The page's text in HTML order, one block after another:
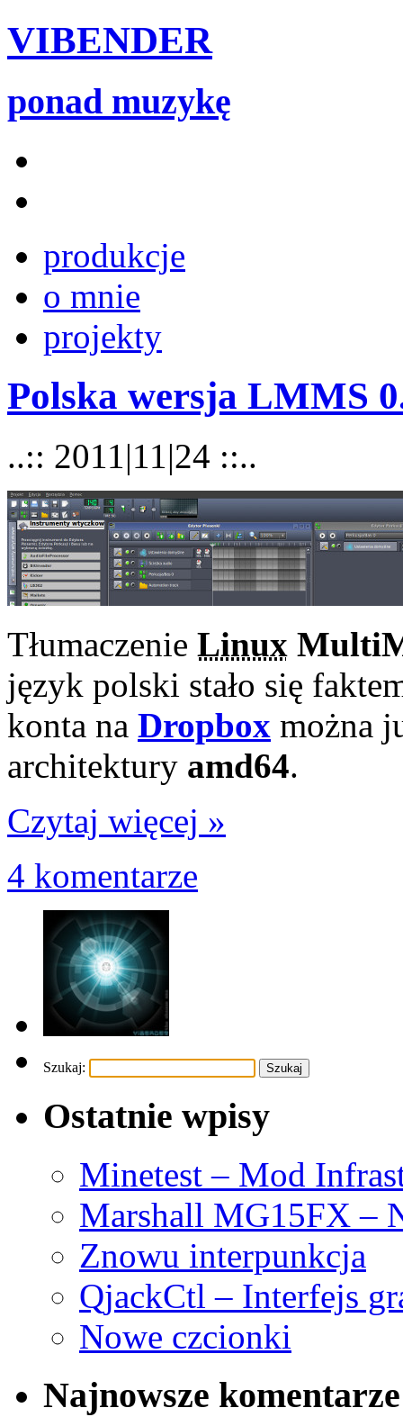
VIBENDER
ponad muzykę
produkcje
o mnie
projekty
Polska wersja LMMS
..:: 2011|11|24 ::..
Tłumaczenie Linux
język polski stało się
konta na Dropbox można
architektury amd64.
Czytaj więcej »
4 komentarze
Szukaj:
Ostatnie wpisy
Minetest – Mod
Marshall MG15FX –
Znowu interpunkcja
QjackCtl – Interfejs
Nowe czcionki
Najnowsze komentarze